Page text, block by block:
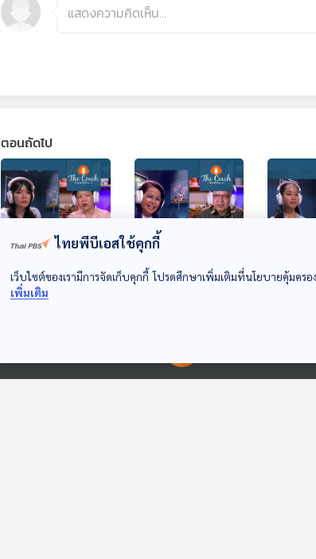
ตอนถัดไป
EP. 72: การสื่อสารที่
ดี ช่วยเพิ่มความรัก
EP. 73: ปรับการเรียน
EP. 74:
ไทยพีบีเอสใช้คุกกี้
เว็บไซต์ของเรามีการจัดเก็บคุกกี้ โปรดศึกษาเพิ่มเติมที่นโยบายคุ้มคร
เพิ่มเติม